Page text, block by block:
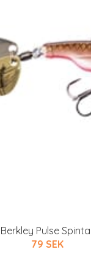
Berkley Pulse
79 SEK